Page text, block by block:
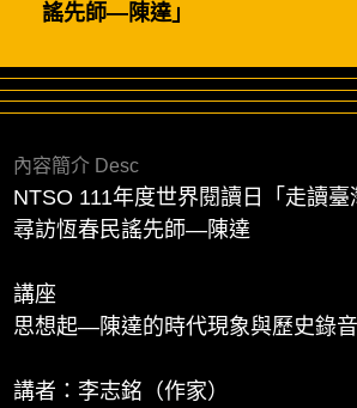
謠先師—陳達」
內容簡介 Desc
NTSO 111年度世界閱讀日「走讀臺
尋訪恆春民謠先師—陳達
講座
思想起—陳達的時代現象與歷史錄音
講者：李志銘（作家）